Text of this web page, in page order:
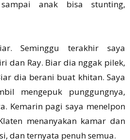
anak bisa stunting,
Seminggu terakhir saya
dan Ray. Biar dia nggak pilek,
dia berani buat khitan. Saya
mengepuk punggungnya,
Kemarin pagi saya menelpon
menanyakan kamar dan
dan ternyata penuh semua.